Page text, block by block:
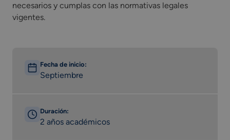
necesarios y cumplas con las normativas legales
vigentes.
Fecha de inicio:
Septiembre
Duración:
2 años académicos